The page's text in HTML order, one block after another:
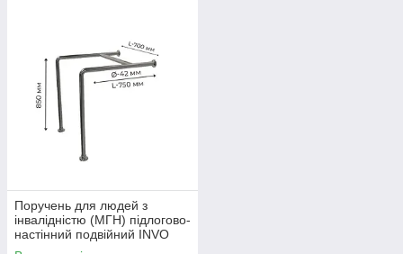
Поручень для людей з
інвалідністю (МГН) підлогово-
настінний подвійний INVO
унітазу